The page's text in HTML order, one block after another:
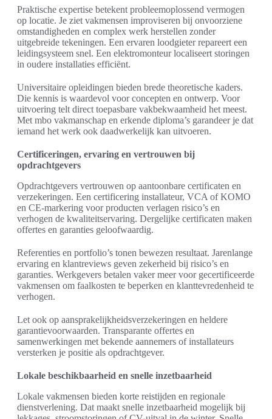
Praktische expertise betekent probleemoplossend vermogen
op locatie. Je ziet vakmensen improviseren bij onvoorziene
omstandigheden en complex werk herstellen zonder
uitgebreide tekeningen. Een ervaren loodgieter repareert een
leidingsysteem snel. Een elektromonteur localiseert storingen
in oudere installaties efficiënt.
Universitaire opleidingen bieden brede theoretische kaders.
Die kennis is waardevol voor concepten en ontwerp. Voor
uitvoering telt direct toepasbare vakbekwaamheid het meest.
Met mbo vakmanschap en erkende diploma’s garandeer je dat
iemand het werk ook daadwerkelijk kan uitvoeren.
Certificeringen, ervaring en vertrouwen bij
opdrachtgevers
Opdrachtgevers vertrouwen op aantoonbare certificaten en
verzekeringen. Een certificering installateur, VCA of KOMO
en CE-markering voor producten verlagen risico’s en
verhogen de kwaliteitservaring. Dergelijke certificaten maken
offertes en garanties geloofwaardig.
Referenties en portfolio’s tonen bewezen resultaat. Jarenlange
ervaring en klantreviews geven zekerheid bij risico’s en
garanties. Werkgevers betalen vaker meer voor gecertificeerde
vakmensen om faalkosten te beperken en klanttevredenheid te
verhogen.
Let ook op aansprakelijkheidsverzekeringen en heldere
garantievoorwaarden. Transparante offertes en
samenwerkingen met bekende aannemers of installateurs
versterken je positie als opdrachtgever.
Lokale beschikbaarheid en snelle inzetbaarheid
Lokale vakmensen bieden korte reistijden en regionale
dienstverlening. Dat maakt snelle inzetbaarheid mogelijk bij